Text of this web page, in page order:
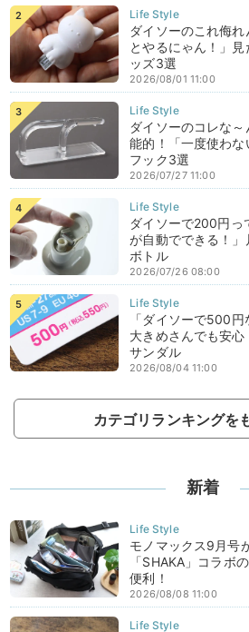
ダイソーのこれ侮
とやるにゃん！」
ッズ3選
2026/08/01 11:00
ダイソーのコレな
能的！「一度使わ
フック3選
2026/07/27 11:00
ダイソーで200円っ
が自動でできる！
ボトル
2026/07/26 08:00
「ダイソーで500円
大きめさんでも安
サンダル
2026/08/04 11:00
カテゴリランキングを
新着
モノマックス9月号
「SHAKA」コラボ
便利！
2026/08/08 11:00